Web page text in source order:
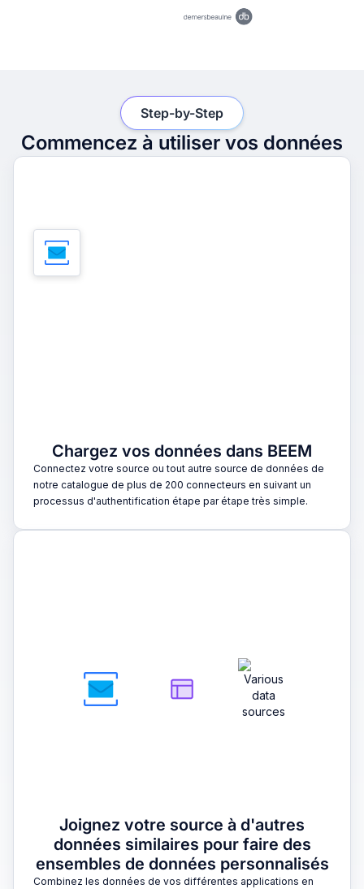
Commencez à utiliser vos données
Step-by-Step
Chargez vos données dans BEEM
Connectez votre source ou tout autre source de données de
notre catalogue de plus de 200 connecteurs en suivant un
processus d'authentification étape par étape très simple.
Joignez votre source à d'autres
données similaires pour faire des
ensembles de données personnalisés
Combinez les données de vos différentes applications en